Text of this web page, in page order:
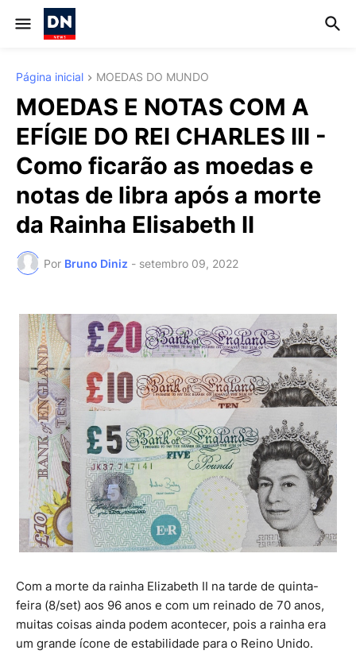
Página inicial MOEDAS DO MUNDO
MOEDAS E NOTAS COM A
EFÍGIE DO REI CHARLES III -
Como ficarão as moedas e
notas de libra após a morte
da Rainha Elisabeth II
Por Bruno Diniz - setembro 09, 2022
Com a morte da rainha Elizabeth II na tarde de quinta-
feira (8/set) aos 96 anos e com um reinado de 70 anos,
muitas coisas ainda podem acontecer, pois a rainha era
um grande ícone de estabilidade para o Reino Unido.